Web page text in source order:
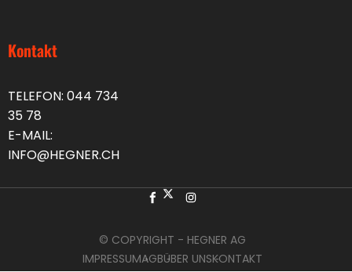
Kontakt
TELEFON: 044 734
35 78
E-MAIL:
INFO@HEGNER.CH
© COPYRIGHT - HEGNER AG
IMPRESSUMAGBÜBER UNSKONTAKT